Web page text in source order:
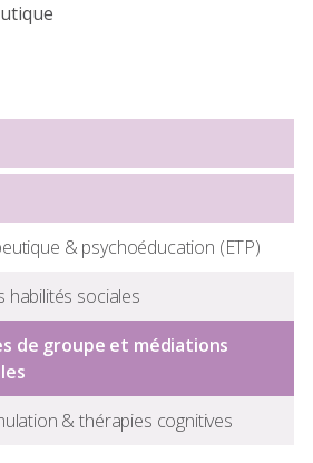
d'épuisement professionnel
et autres troubles
- Troubles liés à des
- Troubles somatoformes
- Troubles bipolaires
& psychoéducation (ETP)
habilités sociales
de groupe et médiations
& thérapies cognitives